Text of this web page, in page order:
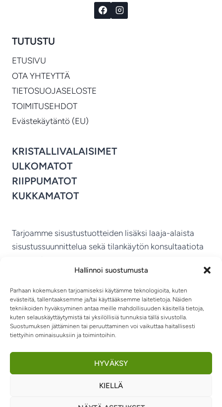
Hallinnoi suostumusta
Parhaan kokemuksen tarjoamiseksi käytämme teknologioita, kuten
evästeitä, tallentaaksemme ja/tai käyttääksemme laitetietoja. Näiden
tekniikoiden hyväksyminen antaa meille mahdollisuuden käsitellä tietoja,
kuten selauskäyttäytymistä tai yksilöllisiä tunnuksia tällä sivustolla.
Suostumuksen jättäminen tai peruuttaminen voi vaikuttaa haitallisesti
tiettyihin ominaisuuksiin ja toimintoihin.
HYVÄKSY
KIELLÄ
TUTUSTU
ETUSIVU
OTA YHTEYTTÄ
TIETOSUOJASELOSTE
TOIMITUSEHDOT
Evästekäytäntö (EU)
KRISTALLIVALAISIMET
ULKOMATOT
RIIPPUMATOT
KUKKAMATOT
Tarjoamme sisustustuotteiden lisäksi laaja-alaista
sisustussuunnittelua sekä tilankäytön konsultaatiota
MIKKELIN VITRIINI KY
TIETOSUOJASELOSTE
RIIPPUMATOT JA -TUOLIT